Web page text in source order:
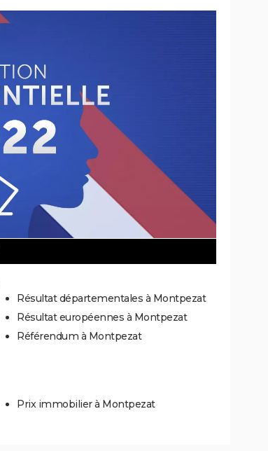
Résultat départementales à Montpezat
Résultat européennes à Montpezat
Référendum à Montpezat
Prix immobilier à Montpezat